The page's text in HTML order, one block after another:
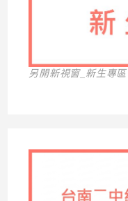
另開新視窗_新生專區